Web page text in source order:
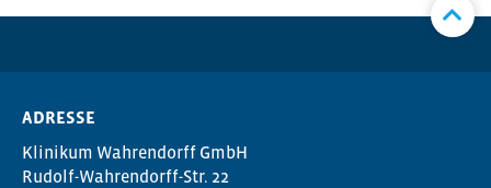
ADRESSE
Klinikum Wahrendorff GmbH
Rudolf-Wahrendorff-Str. 22